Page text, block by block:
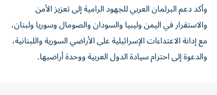
وأكد دعم البرلمان العربي للجهود الرامية إلى تعزيز الأمن
والاستقرار في اليمن وليبيا والسودان والصومال وسوريا ولبنان،
مع إدانة الاعتداءات الإسرائيلية على الأراضي السورية واللبنانية،
والدعوة إلى احترام سيادة الدول العربية ووحدة أراضيها.